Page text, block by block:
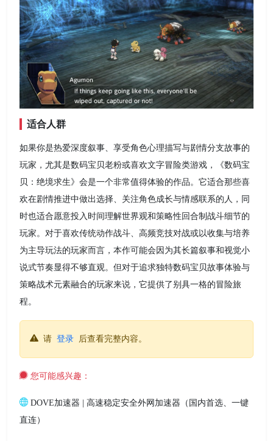
适合人群
如果你是热爱深度叙事、享受角色心理描写与剧情分支故事的
玩家，尤其是数码宝贝老粉或喜欢文字冒险类游戏，《数码宝
贝：绝境求生》会是一个非常值得体验的作品。它适合那些喜
欢在剧情推进中做出选择、关注角色成长与情感联系的人，同
时也适合愿意投入时间理解世界观和策略性回合制战斗细节的
玩家。对于喜欢传统动作战斗、高频竞技对战或以收集与培养
为主导玩法的玩家而言，本作可能会因为其长篇叙事和视觉小
说式节奏显得不够直观。但对于追求独特数码宝贝故事体验与
策略战术元素融合的玩家来说，它提供了别具一格的冒险旅
程。
请 登录 后查看完整内容。
您可能感兴趣：
DOVE加速器 | 高速稳定安全外网加速器（国内首选、一键
直连）